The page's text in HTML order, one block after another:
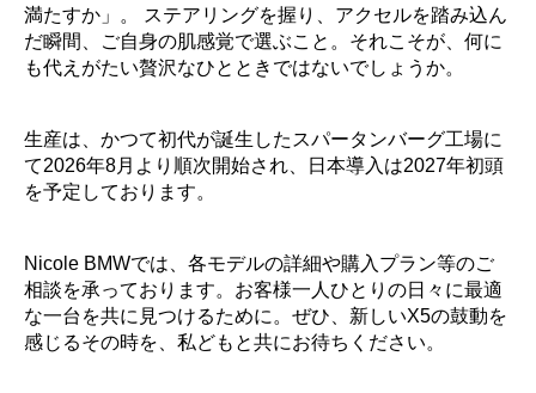
満たすか」。 ステアリングを握り、アクセルを踏み込ん
だ瞬間、ご自身の肌感覚で選ぶこと。それこそが、何に
も代えがたい贅沢なひとときではないでしょうか。
生産は、かつて初代が誕生したスパータンバーグ工場に
て2026年8月より順次開始され、日本導入は2027年初頭
を予定しております。
Nicole BMWでは、各モデルの詳細や購入プラン等のご
相談を承っております。お客様一人ひとりの日々に最適
な一台を共に見つけるために。ぜひ、新しいX5の鼓動を
感じるその時を、私どもと共にお待ちください。